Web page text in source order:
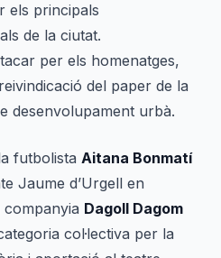
els principals
de la ciutat.
per els homenatges,
del paper de la
desenvolupament urbà.
futbolista Aitana Bonmatí
Jaume d’Urgell en
companyia Dagoll Dagom
col·lectiva per la